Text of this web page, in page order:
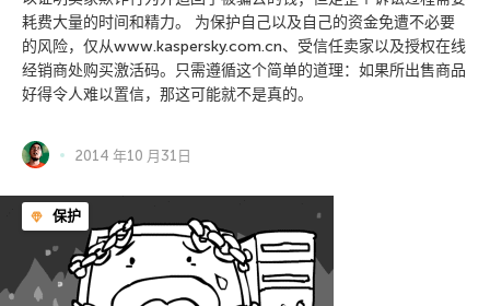
耗费大量的时间和精力。 为保护自己以及自己的资金免遭不必要
的风险，仅从www.kaspersky.com.cn、受信任卖家以及授权在线
经销商处购买激活码。只需遵循这个简单的道理：如果所出售商品
好得令人难以置信，那这可能就不是真的。
2014 年10 月31日
保护